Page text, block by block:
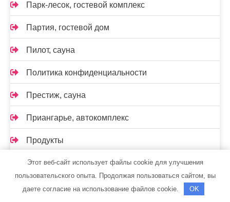
Парк-лесок, гостевой комплекс
Партия, гостевой дом
Пилот, сауна
Политика конфиденциальности
Престиж, сауна
Приангарье, автокомплекс
Продукты
Профавто
Профи, автомойка самообслуживания
Этот веб-сайт использует файлы cookie для улучшения
пользовательского опыта. Продолжая пользоваться сайтом, вы
даете согласие на использование файлов cookie.
OK